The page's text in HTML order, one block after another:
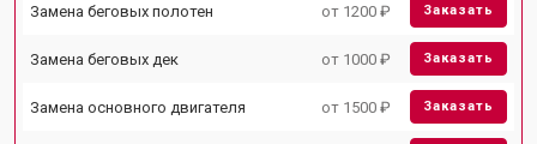
Замена беговых полотен от 1200 ₽ Заказать
Замена беговых дек от 1000 ₽ Заказать
Замена основного двигателя от 1500 ₽ Заказать